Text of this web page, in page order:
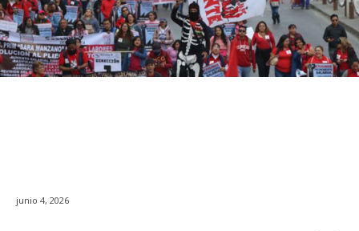
junio 4, 2026